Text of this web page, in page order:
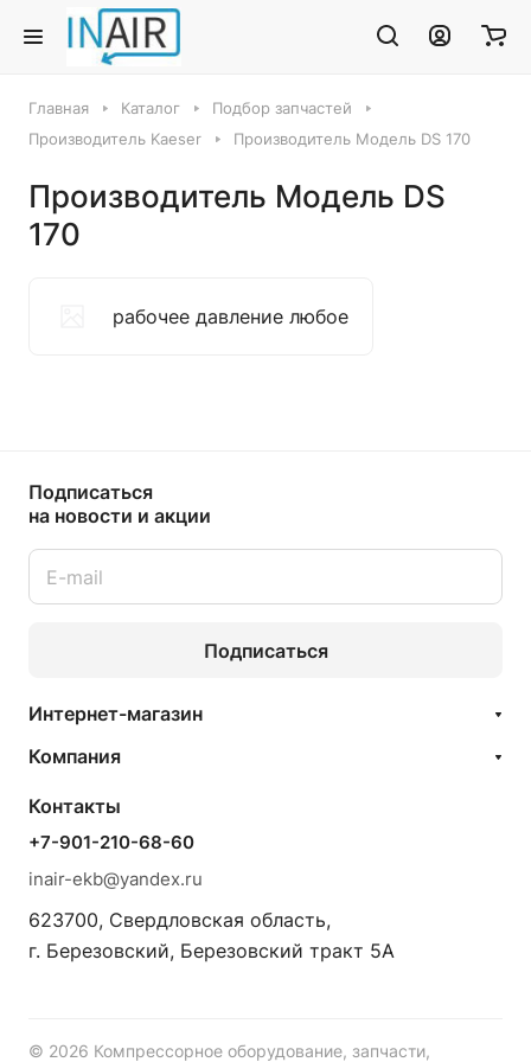
Главная Каталог
Подбор запчастей
Производитель Kaeser
Производитель Модель DS 170
Производитель Модель DS
170
рабочее давление любое
Подписаться
на новости и акции
Подписаться
Интернет-магазин
Компания
Контакты
+7-901-210-68-60
inair-ekb@yandex.ru
623700, Свердловская область,
г. Березовский, Березовский тракт 5А
© 2026 Компрессорное оборудование, запчасти,